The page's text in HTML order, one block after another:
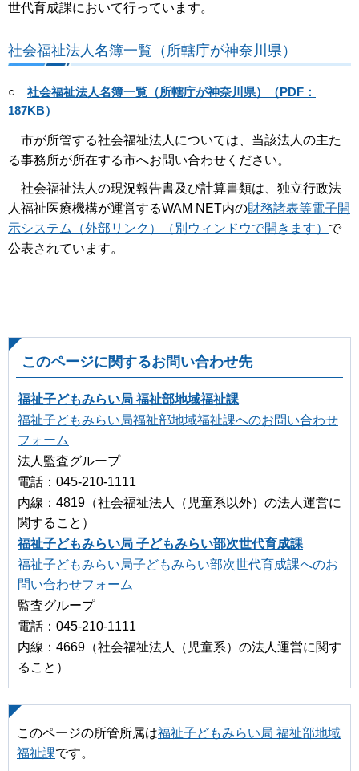
世代育成課において行っています。
社会福祉法人名簿一覧（所轄庁が神奈川県）
○ 社会福祉法人名簿一覧（所轄庁が神奈川県）（PDF：
187KB）
市が所管する社会福祉法人については、当該法人の主た
る事務所が所在する市へお問い合わせください。
社会福祉法人の現況報告書及び計算書類は、独立行政法
人福祉医療機構が運営するWAM NET内の財務諸表等電子開
示システム（外部リンク）（別ウィンドウで開きます） で
公表されています。
このページに関するお問い合わせ先
福祉子どもみらい局 福祉部地域福祉課
福祉子どもみらい局福祉部地域福祉課へのお問い合わせ
フォーム
法人監査グループ
電話：045-210-1111
内線：4819（社会福祉法人（児童系以外）の法人運営に
関すること）
福祉子どもみらい局 子どもみらい部次世代育成課
福祉子どもみらい局子どもみらい部次世代育成課へのお
問い合わせフォーム
監査グループ
電話：045-210-1111
内線：4669（社会福祉法人（児童系）の法人運営に関す
ること）
このページの所管所属は福祉子どもみらい局 福祉部地域
福祉課です。